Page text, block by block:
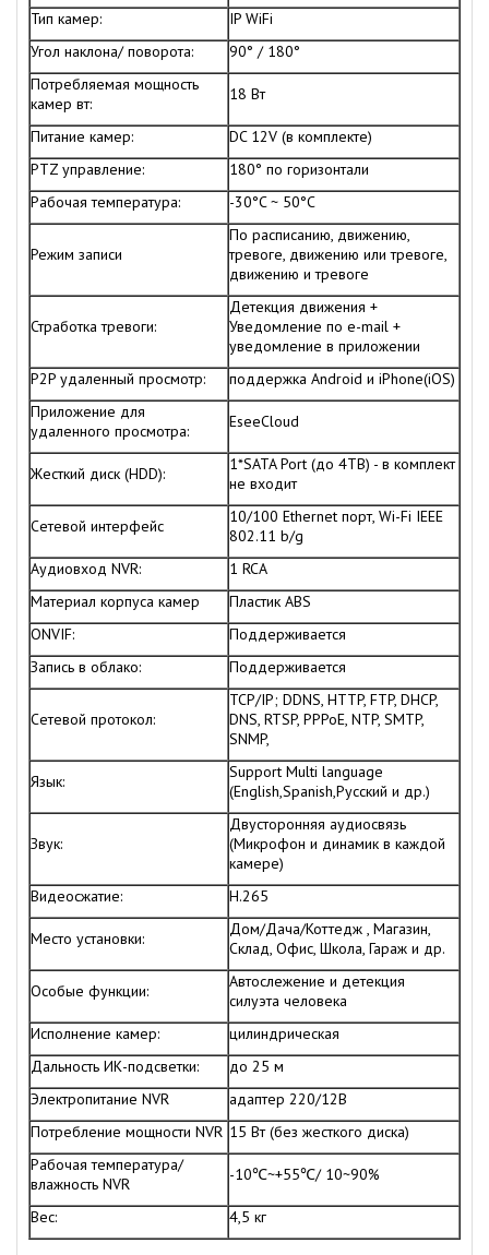
Тип камер:
IP WiFi
Угол наклона/ поворота:
90° / 180°
Потребляемая мощность
камер вт:
18 Вт
Питание камер:
DC 12V (в комплекте)
PTZ управление:
180° по горизонтали
Рабочая температура:
-30°C ~ 50°C
Режим записи
По расписанию, движению,
тревоге, движению или тревоге,
движению и тревоге
Стработка тревоги:
Детекция движения +
Уведомление по e-mail +
уведомление в приложении
P2P удаленный просмотр:
поддержка Android и iPhone(iOS)
Приложение для
удаленного просмотра:
EseeCloud
Жесткий диск (HDD):
1*SATA Port (до 4TB) - в комплект
не входит
Сетевой интерфейс
10/100 Ethernet порт, Wi-Fi IEEE
802.11 b/g
Аудиовход NVR:
1 RCA
Материал корпуса камер
Пластик ABS
ONVIF:
Поддерживается
Запись в облако:
Поддерживается
Сетевой протокол:
TCP/IP; DDNS, HTTP, FTP, DHCP,
DNS, RTSP, PPPoE, NTP, SMTP,
SNMP,
Язык:
Support Multi language
(English,Spanish,Русский и др.)
Звук:
Двусторонняя аудиосвязь
(Микрофон и динамик в каждой
камере)
Видеосжатие:
H.265
Место установки:
Дом/Дача/Коттедж , Магазин,
Склад, Офис, Школа, Гараж и др.
Особые функции:
Автослежение и детекция
силуэта человека
Исполнение камер:
цилиндрическая
Дальность ИК-подсветки:
до 25 м
Электропитание NVR
адаптер 220/12В
Потребление мощности NVR 15 Вт (без жесткого диска)
Рабочая температура/
влажность NVR
-10℃~+55℃/ 10~90%
Вес: 4,5 кг